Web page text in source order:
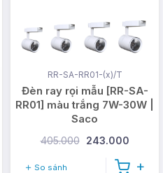
RR-SA-RR01-(x)/T
Đèn ray rọi mẫu [RR-SA-
RR01] màu trắng 7W-30W |
Saco
405.000 243.000
So sánh